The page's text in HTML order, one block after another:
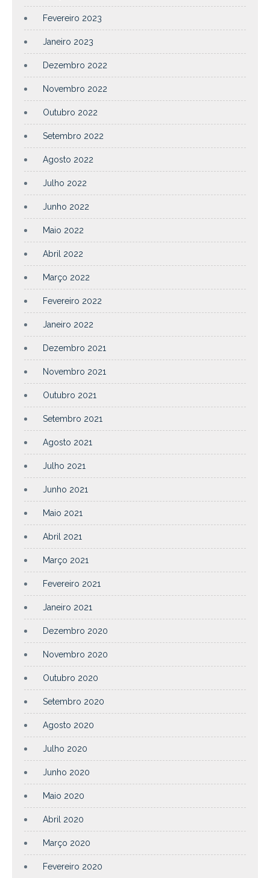
Fevereiro 2023
Janeiro 2023
Dezembro 2022
Novembro 2022
Outubro 2022
Setembro 2022
Agosto 2022
Julho 2022
Junho 2022
Maio 2022
Abril 2022
Março 2022
Fevereiro 2022
Janeiro 2022
Dezembro 2021
Novembro 2021
Outubro 2021
Setembro 2021
Agosto 2021
Julho 2021
Junho 2021
Maio 2021
Abril 2021
Março 2021
Fevereiro 2021
Janeiro 2021
Dezembro 2020
Novembro 2020
Outubro 2020
Setembro 2020
Agosto 2020
Julho 2020
Junho 2020
Maio 2020
Abril 2020
Março 2020
Fevereiro 2020